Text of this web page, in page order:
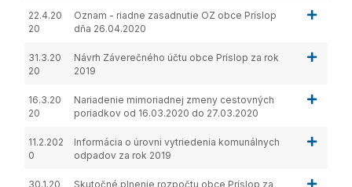
22.4.20
20
Oznam - riadne zasadnutie OZ obce Príslop
dňa 26.04.2020
31.3.20
20
Návrh Záverečného účtu obce Príslop za rok
2019
16.3.20
20
Nariadenie mimoriadnej zmeny cestovných
poriadkov od 16.03.2020 do 27.03.2020
11.2.202
0
Informácia o úrovni vytriedenia komunálnych
odpadov za rok 2019
30.1.20
Skutočné plnenie rozpočtu obce Príslop za